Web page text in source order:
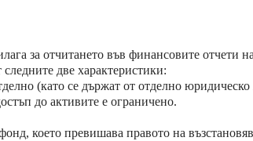
за отчитането във финансовите отчети
две характеристики:
(като се държат от отделно
до активите е ограничено.
което превишава правото на